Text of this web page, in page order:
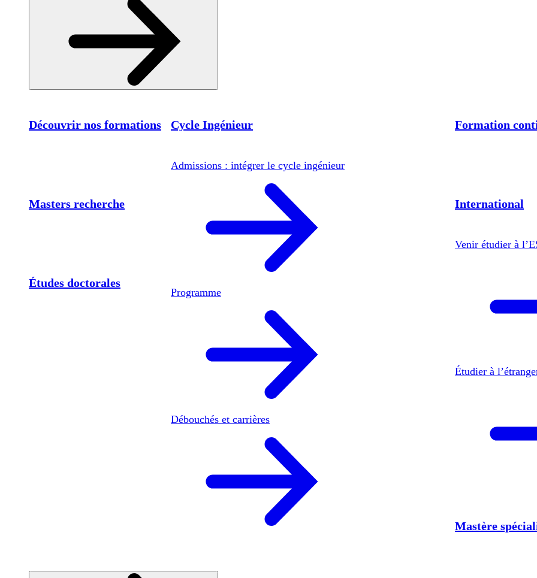
Découvrir nos formations Cycle Ingénieur
Admissions : intégrer le cycle ingénieur
Programme
Débouchés et carrières
Formation
International
Venir étudier à
Étudier à
Masters recherche
Études doctorales
Mastère